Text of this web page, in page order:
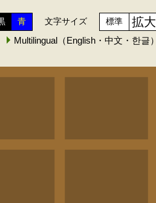
青 文字サイズ 標準 拡大
Multilingual（English・中文・한글）